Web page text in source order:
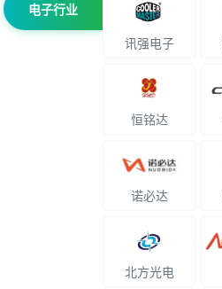
电子行业
讯强电子
恒铭达
诺必达
北方光电